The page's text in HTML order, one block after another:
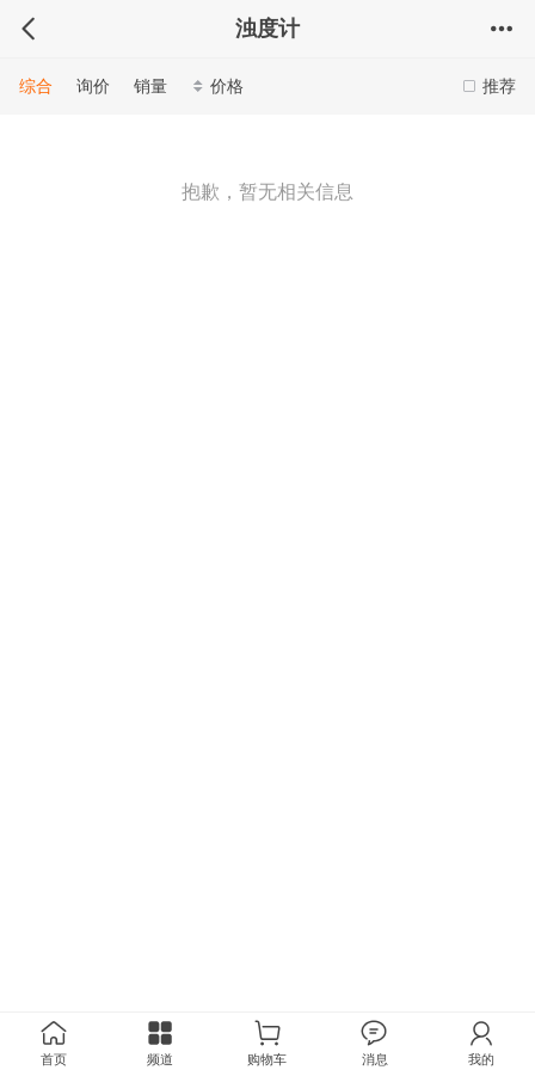
浊度计
推荐
综合 询价 销量 价格
抱歉，暂无相关信息
首页 频道 购物车 消息 我的